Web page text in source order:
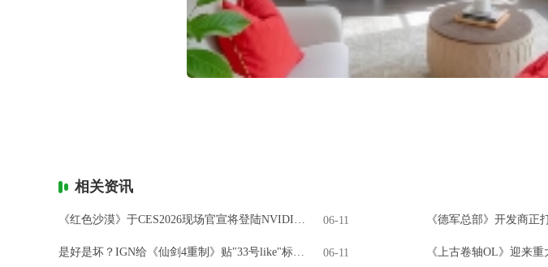
相关资讯
《红色沙漠》于CES2026现场官宣将登陆NVIDIA GeForce NOW 06-11
是好是坏？IGN给《仙剑4重制》贴"33号like"标签引热议 06-11